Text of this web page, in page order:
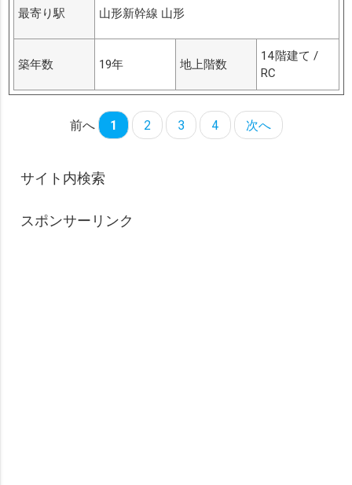
最寄り駅 山形新幹線 山形
築年数 19年 地上階数
14階建て /
RC
前へ 1 2 3 4 次へ
サイト内検索
スポンサーリンク